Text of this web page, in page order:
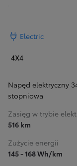
Electric
4X4
Napęd elektryczny
stopniowa
Zasięg w trybie
516 km
Zużycie energii
145 - 168 Wh/km